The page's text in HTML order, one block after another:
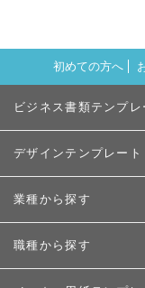
初めての方へ
ビジネス書類テンプレ
デザインテンプレー
業種から探す
職種から探す